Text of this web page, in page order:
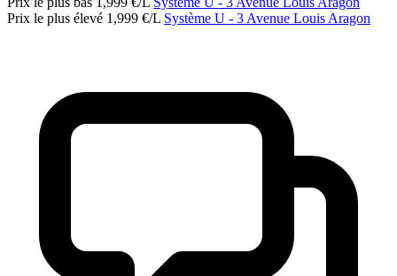
Prix le plus élevé 1,999 €/L Système U - 3 Avenue Louis Aragon